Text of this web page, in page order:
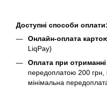
Доступні способи оплати:
Онлайн-оплата
LiqPay)
Оплата при отриманні
передоплатою 200 грн,
мінімальна